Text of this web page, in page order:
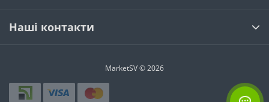
Наші контакти
MarketSV © 2026